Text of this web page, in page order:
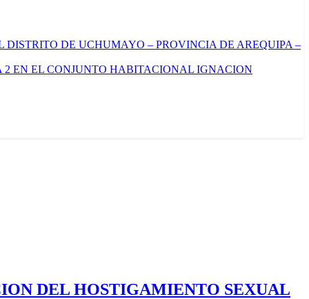
DISTRITO DE UCHUMAYO – PROVINCIA DE AREQUIPA –
EN EL CONJUNTO HABITACIONAL IGNACION
DEL HOSTIGAMIENTO SEXUAL